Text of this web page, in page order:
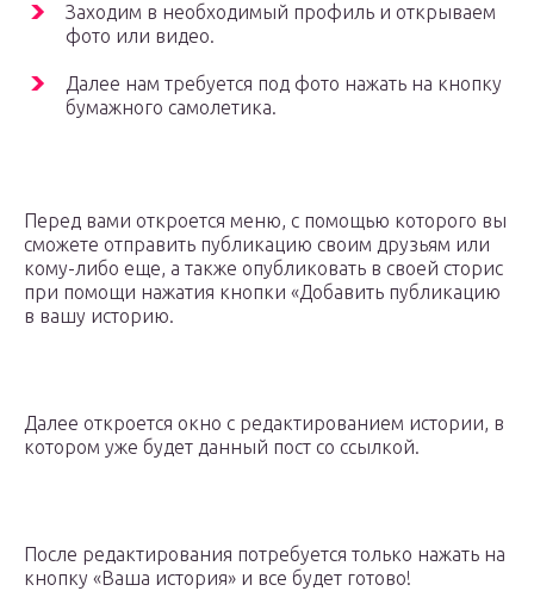
Заходим в необходимый профиль и открываем
фото или видео.
Далее нам требуется под фото нажать на кнопку
бумажного самолетика.
Перед вами откроется меню, с помощью которого вы
сможете отправить публикацию своим друзьям или
кому-либо еще, а также опубликовать в своей сторис
при помощи нажатия кнопки «Добавить публикацию
в вашу историю.
Далее откроется окно с редактированием истории, в
котором уже будет данный пост со ссылкой.
После редактирования потребуется только нажать на
кнопку «Ваша история» и все будет готово!